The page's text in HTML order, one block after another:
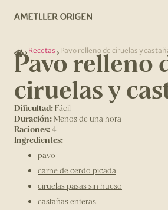
Recetas Pavo relleno de ciruelas y
Pavo relleno
ciruelas y
Dificultad: Fácil
Duración: Menos de una hora
Raciones:4
Ingredientes:
pavo
carne de cerdo picada
ciruelas pasas sin hueso
castañas enteras